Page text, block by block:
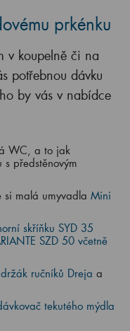
prkénku
v koupelně či na
potřebnou dávku
by vás v nabídce
WC, a to jak
předstěnovým
si malá umyvadla Mini
skříňku SYD 35
SZD 50 včetně
ručníků Dreja a
tekutého mýdla